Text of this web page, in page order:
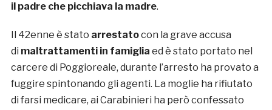
il padre che picchiava la madre.
Il 42enne è stato arrestatocon la grave accusa
di maltrattamenti in famiglia ed è stato portato nel
carcere di Poggioreale, durante l’arresto ha provato a
fuggire spintonando gli agenti. La moglie ha rifiutato
di farsi medicare, ai Carabinieri ha però confessato